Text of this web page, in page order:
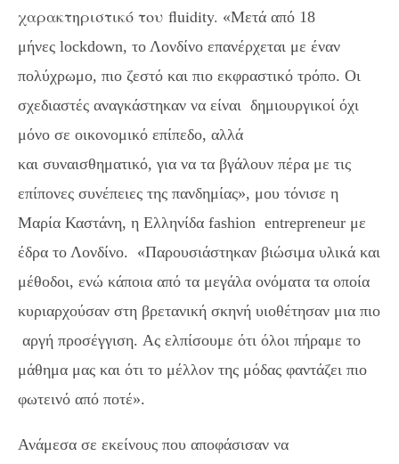
χαρακτηριστικό του fluidity. «Μετά από 18
μήνες lockdown, το Λονδίνο επανέρχεται με έναν
πολύχρωμο, πιο ζεστό και πιο εκφραστικό τρόπο. Οι
σχεδιαστές αναγκάστηκαν να είναι δημιουργικοί όχι
μόνο σε οικονομικό επίπεδο, αλλά
και συναισθηματικό, για να τα βγάλουν πέρα με τις
επίπονες συνέπειες της πανδημίας», μου τόνισε η
Μαρία Καστάνη, η Ελληνίδα fashion entrepreneur με
έδρα το Λονδίνο. «Παρουσιάστηκαν βιώσιμα υλικά και
μέθοδοι, ενώ κάποια από τα μεγάλα ονόματα τα οποία
κυριαρχούσαν στη βρετανική σκηνή υιοθέτησαν μια πιο
αργή προσέγγιση. Ας ελπίσουμε ότι όλοι πήραμε το
μάθημα μας και ότι το μέλλον της μόδας φαντάζει πιο
φωτεινό από ποτέ».
Ανάμεσα σε εκείνους που αποφάσισαν να